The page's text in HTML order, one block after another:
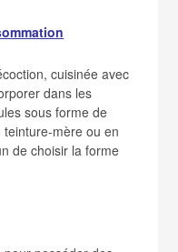
cuisinée avec
dans les
sous forme de
teinture-mère ou en
de choisir la forme